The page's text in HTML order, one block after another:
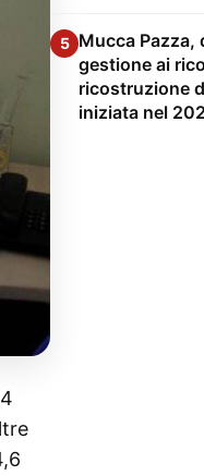
5 Mucca Pazza,
gestione ai
ricostruzione
iniziata nel